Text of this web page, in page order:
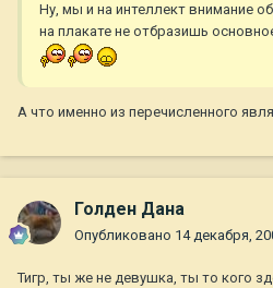
Ну, мы и на интеллект внимание
на плакате не отбразишь
А что именно из перечисленного
Голден Дана
Опубликовано 14 декабря,
Тигр, ты же не девушка, ты то кого